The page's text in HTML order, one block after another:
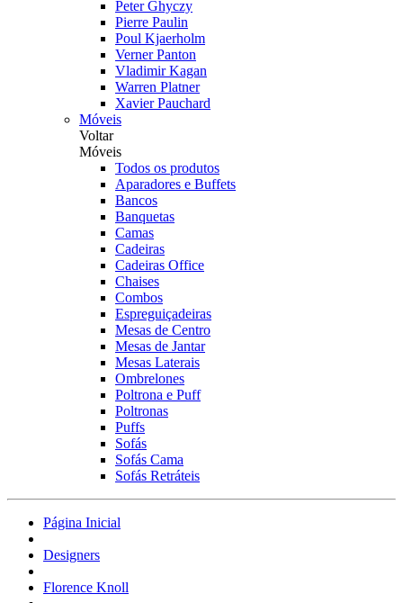
Peter Ghyczy
Pierre Paulin
Poul Kjaerholm
Verner Panton
Vladimir Kagan
Warren Platner
Xavier Pauchard
Móveis
Voltar
Móveis
Todos os produtos
Aparadores e Buffets
Bancos
Banquetas
Camas
Cadeiras
Cadeiras Office
Chaises
Combos
Espreguiçadeiras
Mesas de Centro
Mesas de Jantar
Mesas Laterais
Ombrelones
Poltrona e Puff
Poltronas
Puffs
Sofás
Sofás Cama
Sofás Retráteis
Página Inicial
Designers
Florence Knoll